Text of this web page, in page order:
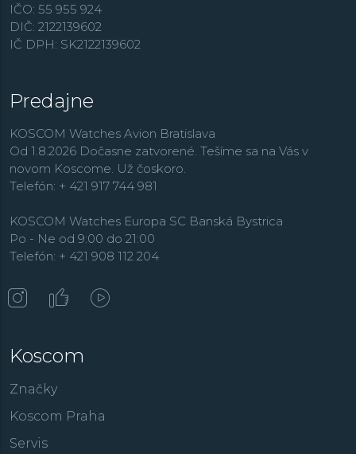
IČO: 55 955 924
DIČ: 2122139602
IČ DPH: SK2122139602
Predajne
KOSCOM Watches Avion Bratislava
Od 1.8.2026 Dočasne zatvorené. Tešíme sa na Vás v
novom Koscome. Už čoskoro.
Telefón: + 421 917 744 981
KOSCOM Watches Europa SC Banská Bystrica
Po - Ne od 9:00 do 21:00
Telefón: + 421 908 112 204
Koscom
Značky
Koscom Praha
Servis